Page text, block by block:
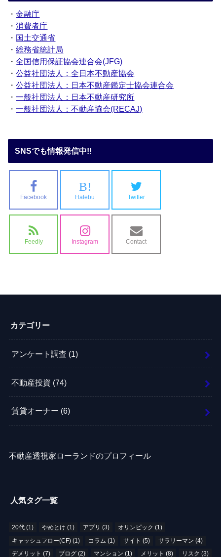
・金融庁
・消費者庁
・ 国土交通省
・総務省統計局
・全国信用保証協会連合会(JFG)
・公益社団法人：全日本不動産協会
・公益社団法人：日本不動産鑑定士協会連合会
・一般社団法人：日本不動産研究所
・一般社団法人：不動産協会(RECAJ)
SNSでも情報発信中!!
Facebook
B!
Hatebu Twitter
Feedly Instagram Contact
カテゴリー
アンケート調査 (1)
不動産投資 (74)
賃貸オーナー (6)
不動産透視家ローランドのプロフィール
人気タグ一覧
20代(1) やめとけ (1) アプリ (3) オリンピック (1)
キャッシュフロー(CF)(1) コラム (1) サイト (5) サラリーマン (4)
デメリット (7) ブログ (2) マンション (1) メリット (8) リスク (3)